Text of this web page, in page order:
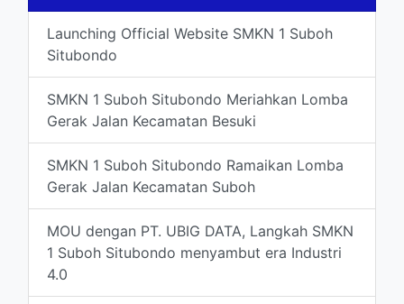
Launching Official Website SMKN 1 Suboh
Situbondo
SMKN 1 Suboh Situbondo Meriahkan Lomba
Gerak Jalan Kecamatan Besuki
SMKN 1 Suboh Situbondo Ramaikan Lomba
Gerak Jalan Kecamatan Suboh
MOU dengan PT. UBIG DATA, Langkah SMKN
1 Suboh Situbondo menyambut era Industri
4.0